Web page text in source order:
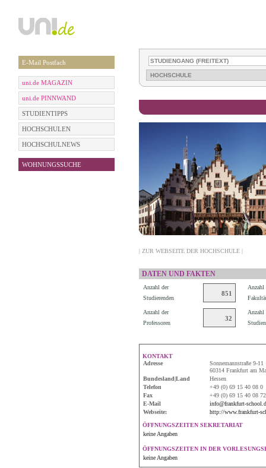
E-Mail Postfach
uni.de MAGAZIN
uni.de PINNWAND
STUDIENTIPPS
HOCHSCHULEN
HOCHSCHULNEWS
WOHNUNGSSUCHE
| ZUR WEBSEITE DER HOCHSCHULE |
DATEN UND FAKTEN
Anzahl der
Studierenden
851
Anzahl
Anzahl der
Professoren
32
Anzahl
KONTAKT
Adresse
Sonnemannstraße 9-11
60314 Frankfurt am
Bundesland|Land
Hessen
Telefon
+49 (0) 69 15 40 08 0
Fax
+49 (0) 69 15 40 08
E-Mail
info@frankfurt-
Webseite:
http://www.frankfurt-
ÖFFNUNGSZEITEN SEKRETARIAT
keine Angaben
ÖFFNUNGSZEITEN IN DER
keine Angaben